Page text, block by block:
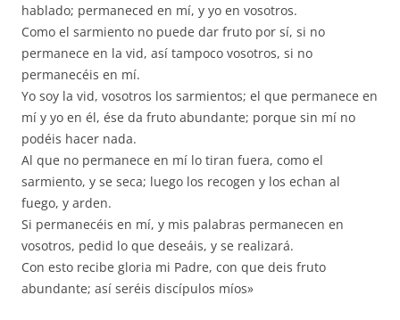
hablado; permaneced en mí, y yo en vosotros.
Como el sarmiento no puede dar fruto por sí, si no
permanece en la vid, así tampoco vosotros, si no
permanecéis en mí.
Yo soy la vid, vosotros los sarmientos; el que permanece en
mí y yo en él, ése da fruto abundante; porque sin mí no
podéis hacer nada.
Al que no permanece en mí lo tiran fuera, como el
sarmiento, y se seca; luego los recogen y los echan al
fuego, y arden.
Si permanecéis en mí, y mis palabras permanecen en
vosotros, pedid lo que deseáis, y se realizará.
Con esto recibe gloria mi Padre, con que deis fruto
abundante; así seréis discípulos míos»